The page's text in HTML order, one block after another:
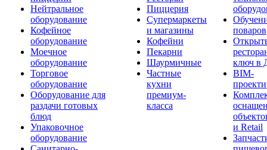
Нейтральное
оборудование
Кофейное
оборудование
Моечное
оборудование
Торговое
оборудование
Оборудование для
раздачи готовых
блюд
Упаковочное
оборудование
Пиццерия
Супермаркеты
и магазины
Кофейни
Пекарни
Шаурмичные
Частные
кухни
премиум-
класса
поваров
ключ в
BIM-
и Retail